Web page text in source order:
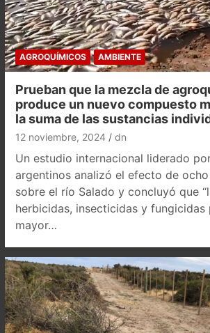
AGROQUÍMICOS AMBIENTE
Prueban que la mezcla de
produce un nuevo compuesto
la suma de las sustancias
12 noviembre, 2024 dn
Un estudio internacional liderado
argentinos analizó el efecto de
sobre el río Salado y concluyó que
herbicidas, insecticidas y fungicidas
mayor…